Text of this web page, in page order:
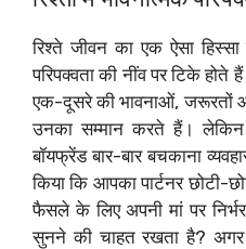
रिश्ते जीवन का एक ऐसा
परिपक्वता की नींव पर टिके होते
एक-दूसरे की भावनाओं, जरूरतों
उनका सम्मान करते हैं। लेकिन
बॉयफ्रेंड बार-बार बचकाना
किया कि आपका पार्टनर छोटी-
फैसले के लिए अपनी मां पर
सुनने की चाहत रखता है? अगर